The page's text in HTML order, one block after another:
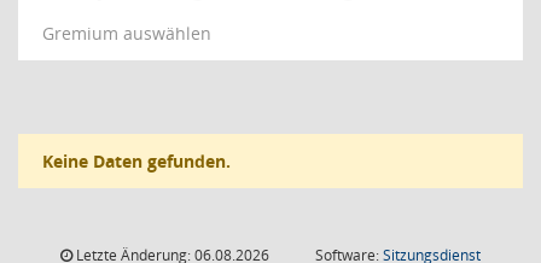
Gremium auswählen
Keine Daten gefunden.
Letzte Änderung: 06.08.2026
Software:Sitzungsdienst